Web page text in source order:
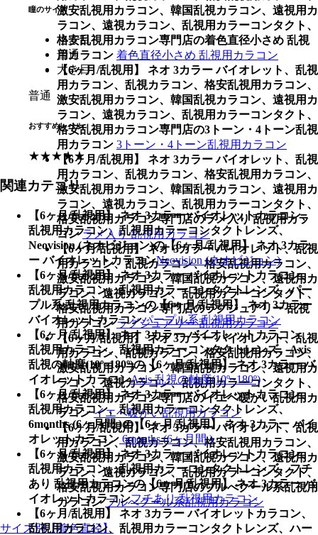
激安乱視用カラコン、韓国乱視カラコン、遠視用カ
ラコン、遠視カラコン、乱視用カラーコンタクト、
格安乱視用カラコン専門店の着色直径小さめ 乱視
用カラコン 着色直径小さめ 乱視用カラコン
【6ヶ月/乱視用】 ネオ 3カラー バイオレット、乱視
用カラコン、乱視カラコン、格安乱視用カラコン、
激安乱視用カラコン、韓国乱視カラコン、遠視用カ
ラコン、遠視カラコン、乱視用カラーコンタクト、
格安乱視用カラコン専門店の3トーン・4トーン乱視
用カラコン 3トーン・4トーン乱視用カラコン
【6ヶ月/乱視用】 ネオ 3カラー バイオレット、乱視
用カラコン、乱視カラコン、格安乱視用カラコン、
激安乱視用カラコン、韓国乱視カラコン、遠視用カ
ラコン、遠視カラコン、乱視用カラーコンタクト、
格安乱視用カラコン専門店のラメ入り 乱視用カラ
コン ラメ入り 乱視用カラコン
【6ヶ月/乱視用】 ネオ 3カラー バイオレット、乱視
用カラコン、乱視カラコン、格安乱視用カラコン、
激安乱視用カラコン、韓国乱視カラコン、遠視用カ
ラコン、遠視カラコン、乱視用カラーコンタクト、
格安乱視用カラコン専門店のラグジュアリー 乱視
用カラコン ラグジュアリー 乱視用カラコン
【6ヶ月/乱視用】 ネオ 3カラー バイオレット、乱視
用カラコン、乱視カラコン、格安乱視用カラコン、
激安乱視用カラコン、韓国乱視カラコン、遠視用カ
ラコン、遠視カラコン、乱視用カラーコンタクト、
格安乱視用カラコン専門店のイエベ暖かい乱視用カ
ラコン イエベ暖かい乱視用カラコン
【6ヶ月/乱視用】 ネオ 3カラー バイオレット、乱視
用カラコン、乱視カラコン、格安乱視用カラコン、
激安乱視用カラコン、韓国乱視カラコン、遠視用カ
ラコン、遠視カラコン、乱視用カラーコンタクト、
格安乱視用カラコン専門店のブルべクール系乱視用
カラコン ブルべクール系乱視用カラコン
サイズ別【着色直径】
瞳のサイズ
小さ目
普通
大き目
普通
おすすめレベル
★★★★★
関連カテゴリ
【6ヶ月/乱視用】 ネオ 3カラー バイオレットカラコン、
乱視用カラコン、乱視用カラーコンタクトレンズ、
Neovision (ネオビジョン)の【6ヶ月/乱視用】 ネオ 3カラ
ー バイオレットカラコンNeovision (ネオビジョン)
【6ヶ月/乱視用】 ネオ 3カラー バイオレットカラコン、
乱視用カラコン、乱視用カラーコンタクトレンズ、パー
プル系 乱視用カラコンの【6ヶ月/乱視用】 ネオ 3カラー
バイオレットカラコンパープル系 乱視用カラコン
【6ヶ月/乱視用】 ネオ 3カラー バイオレットカラコン、
乱視用カラコン、乱視用カラーコンタクトレンズ、Axis
乱視の軸度(10º~180º)の【6ヶ月/乱視用】 ネオ 3カラー バ
イオレットカラコンAxis 乱視の軸度(10º~180º)
【6ヶ月/乱視用】 ネオ 3カラー バイオレットカラコン、
乱視用カラコン、乱視用カラーコンタクトレンズ、
6months (6ヶ月間 )の【6ヶ月/乱視用】 ネオ 3カラー バイ
オレットカラコン 6months (6ヶ月間 )
【6ヶ月/乱視用】 ネオ 3カラー バイオレットカラコン、
乱視用カラコン、乱視用カラーコンタクトレンズ、フチ
あり 乱視用カラコンの【6ヶ月/乱視用】 ネオ 3カラー バ
イオレットカラコンフチあり 乱視用カラコン
【6ヶ月/乱視用】 ネオ 3カラー バイオレットカラコン、
乱視用カラコン、乱視用カラーコンタクトレンズ、ハー